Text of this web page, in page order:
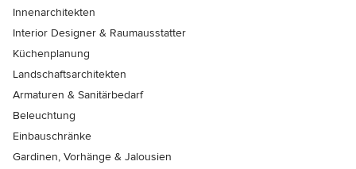
Innenarchitekten
Interior Designer & Raumausstatter
Küchenplanung
Landschaftsarchitekten
Armaturen & Sanitärbedarf
Beleuchtung
Einbauschränke
Gardinen, Vorhänge & Jalousien